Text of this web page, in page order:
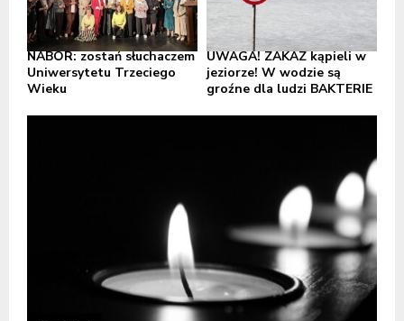
NABÓR: zostań słuchaczem
Uniwersytetu Trzeciego
Wieku
UWAGA! ZAKAZ kąpieli w
jeziorze! W wodzie są
groźne dla ludzi BAKTERIE